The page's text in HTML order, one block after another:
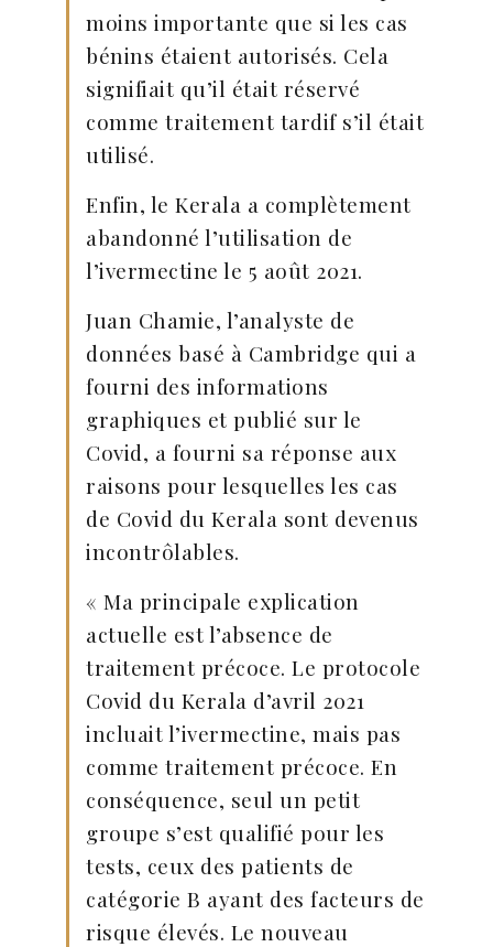
moins importante que si les cas
bénins étaient autorisés. Cela
signifiait qu’il était réservé
comme traitement tardif s’il était
utilisé.
Enfin, le Kerala a complètement
abandonné l’utilisation de
l’ivermectine le 5 août 2021.
Juan Chamie, l’analyste de
données basé à Cambridge qui a
fourni des informations
graphiques et publié sur le
Covid, a fourni sa réponse aux
raisons pour lesquelles les cas
de Covid du Kerala sont devenus
incontrôlables.
« Ma principale explication
actuelle est l’absence de
traitement précoce. Le protocole
Covid du Kerala d’avril 2021
incluait l’ivermectine, mais pas
comme traitement précoce. En
conséquence, seul un petit
groupe s’est qualifié pour les
tests, ceux des patients de
catégorie B ayant des facteurs de
risque élevés. Le nouveau